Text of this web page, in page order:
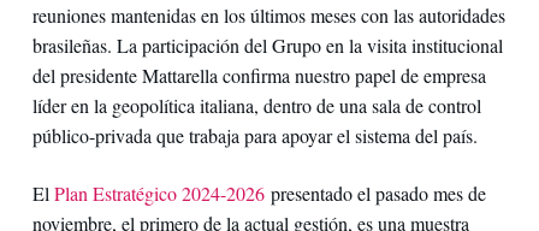
reuniones mantenidas en los últimos meses con las autoridades
brasileñas. La participación del Grupo en la visita institucional
del presidente Mattarella confirma nuestro papel de empresa
líder en la geopolítica italiana, dentro de una sala de control
público-privada que trabaja para apoyar el sistema del país.
ElPlanEstratégico2024-2026presentado el pasado mes de
noviembre, el primero de la actual gestión, es una muestra